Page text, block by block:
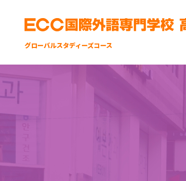
グローバルスタディーズコース